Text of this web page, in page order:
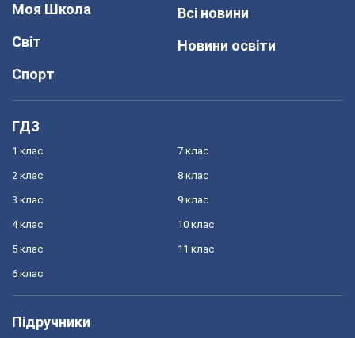
Моя Школа
Світ
Спорт
Всі новини
Новини освіти
ГДЗ
1 клас
2 клас
3 клас
4 клас
5 клас
6 клас
7 клас
8 клас
9 клас
10 клас
11 клас
Підручники